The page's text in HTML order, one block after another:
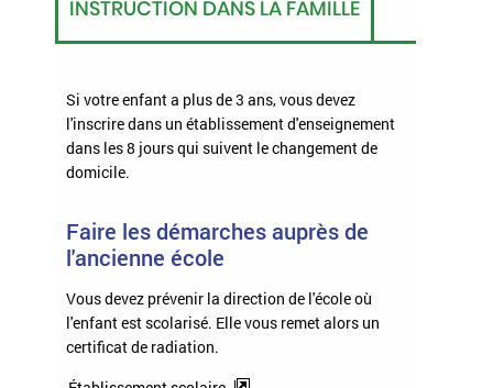
INSTRUCTION DANS LA FAMILLE
Si votre enfant a plus de 3 ans, vous devez
l'inscrire dans un établissement d'enseignement
dans les 8 jours qui suivent le changement de
domicile.
Faire les démarches auprès de
l'ancienne école
Vous devez prévenir la direction de l'école où
l'enfant est scolarisé. Elle vous remet alors un
certificat de radiation.